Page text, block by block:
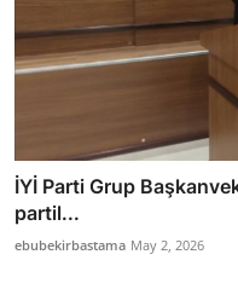
İYİ Parti Grup
partil...
ebubekirbastama May 2, 2026